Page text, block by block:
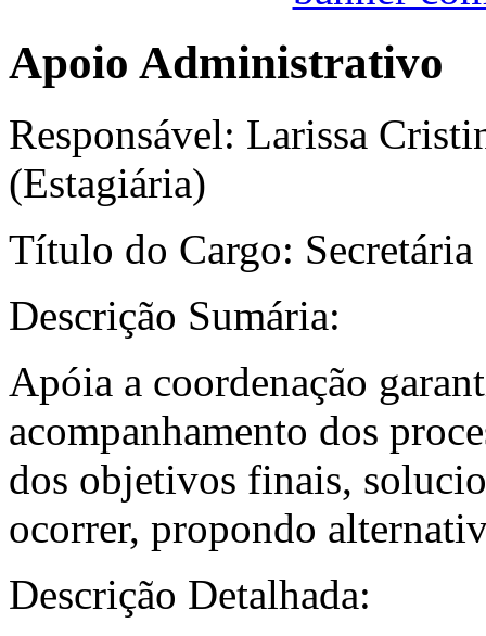
Apoio Administrativo
Responsável: Larissa
(Estagiária)
Título do Cargo: Secretária
Descrição Sumária:
Apóia a coordenação
acompanhamento dos
dos objetivos finais,
ocorrer, propondo
Descrição Detalhada: